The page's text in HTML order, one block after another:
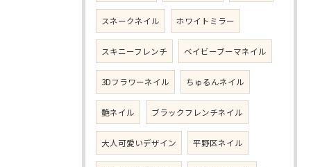
スネークネイル ホワイトミラー
スキニーフレンチ ベイビーブーマネイル
3Dフラワーネイル ちゅるんネイル
艶ネイル ブラックフレンチネイル
大人可愛いデザイン 平野区ネイル